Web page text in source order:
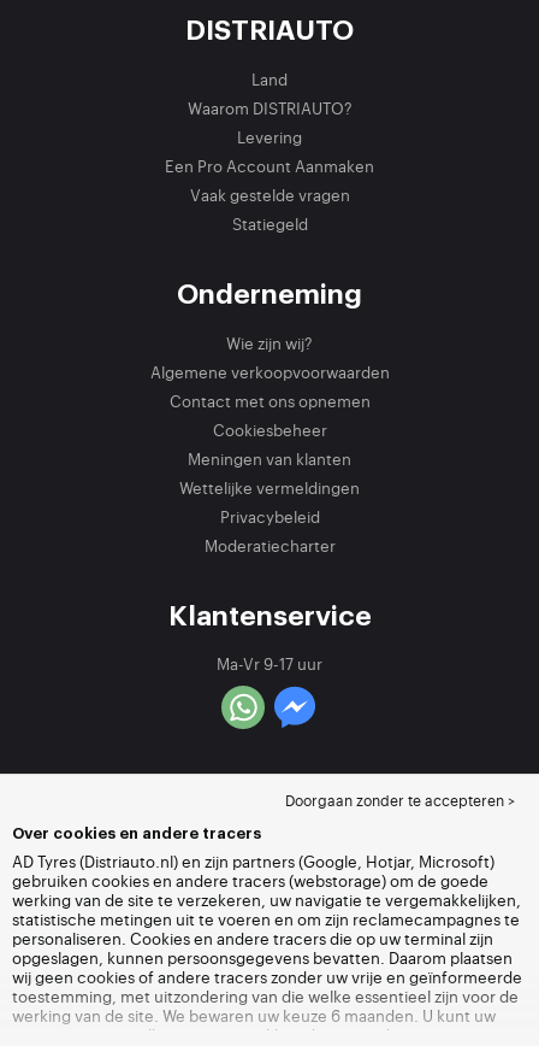
DISTRIAUTO
Land
Waarom DISTRIAUTO?
Levering
Een Pro Account Aanmaken
Vaak gestelde vragen
Statiegeld
Onderneming
Wie zijn wij?
Algemene verkoopvoorwaarden
Contact met ons opnemen
Cookiesbeheer
Meningen van klanten
Wettelijke vermeldingen
Privacybeleid
Moderatiecharter
Klantenservice
Ma-Vr 9-17 uur
Doorgaan zonder te accepteren >
Over cookies en andere tracers
AD Tyres (Distriauto.nl) en zijn partners (Google, Hotjar, Microsoft)
gebruiken cookies en andere tracers (webstorage) om de goede
werking van de site te verzekeren, uw navigatie te vergemakkelijken,
statistische metingen uit te voeren en om zijn reclamecampagnes te
personaliseren. Cookies en andere tracers die op uw terminal zijn
opgeslagen, kunnen persoonsgegevens bevatten. Daarom plaatsen
wij geen cookies of andere tracers zonder uw vrije en geïnformeerde
toestemming, met uitzondering van die welke essentieel zijn voor de
werking van de site. We bewaren uw keuze 6 maanden. U kunt uw
toestemming op elk moment intrekken door naar de pagina over